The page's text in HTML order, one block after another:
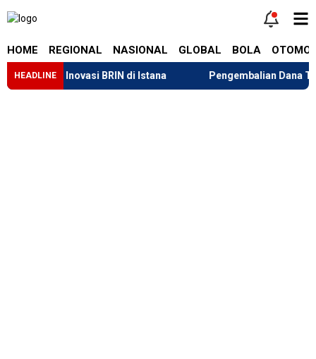
HOME REGIONAL NASIONAL GLOBAL BOLA
HEADLINE
Inovasi BRIN di Istana Pengembalian Dana Tarif